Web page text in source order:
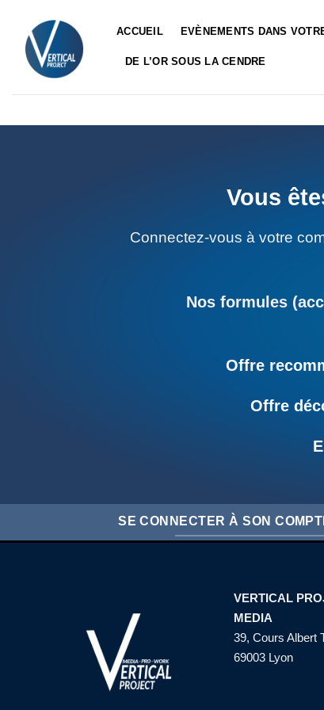
contenu
ACCUEIL EVÈNEMENTS DANS
DE L’OR SOUS LA CENDRE
Vous
Connectez-vous à votre
Nos formules
Offre
Offre
SE CONNECTER À SON
VERTICAL
MEDIA
39, Cours Albert
69003 Lyon